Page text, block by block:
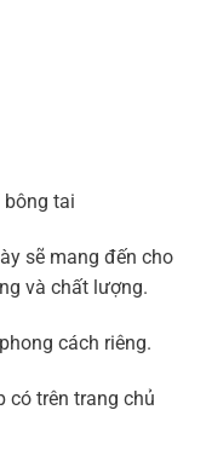
bông tai
sẽ mang đến cho
và chất lượng.
cách riêng.
có trên trang chủ